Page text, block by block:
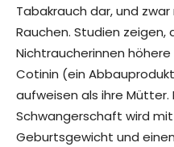
Tabakrauch dar, und
Rauchen. Studien zeigen,
Nichtraucherinnen
Cotinin (ein
aufweisen als ihre
Schwangerschaft wird
Geburtsgewicht und